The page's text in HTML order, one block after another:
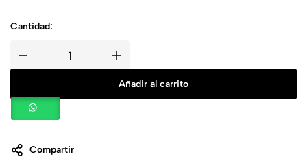
Cantidad:
Añadir al carrito
Compartir